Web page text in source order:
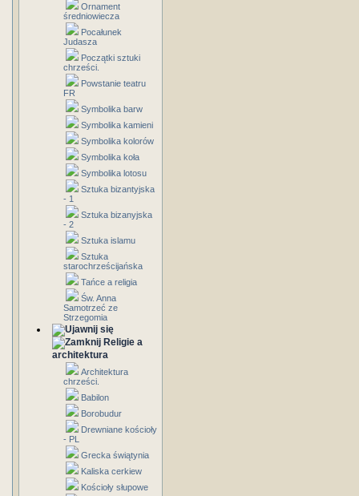
Ornament
średniowiecza
Pocałunek
Judasza
Początki sztuki
chrześci.
Powstanie teatru
FR
Symbolika barw
Symbolika kamieni
Symbolika kolorów
Symbolika koła
Symbolika lotosu
Sztuka bizantyjska
- 1
Sztuka bizanyjska
- 2
Sztuka islamu
Sztuka
starochrześcijańska
Tańce a religia
Św. Anna
Samotrzeć ze
Strzegomia
Religie a
architektura
Architektura
chrześci.
Babilon
Borobudur
Drewniane kościoły
- PL
Grecka świątynia
Kaliska cerkiew
Kościoły słupowe